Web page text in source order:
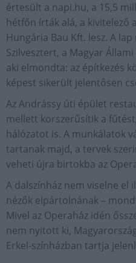
értesült a napi.hu, a 15,5
hétfőn írták alá, a kivitelező
Hungária Bau Kft. lesz. A
Szilvesztert, a Magyar
aki elmondta: az építkezés
képest sikerült jelentősen
Az Andrássy úti épület
mellett korszerűsítik a
hálózatot is. A munkálatok
tartanak majd, a tervek
veheti újra birtokba az
A dalszínház nem viselne el
nézők elpártolnának –
Mivel az Operaház idén
nem nyitott ki,
Erkel-színházban tartja